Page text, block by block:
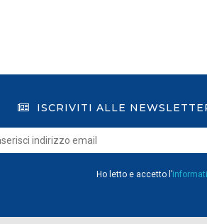
ISCRIVITI ALLE
Ho letto e accetto l’